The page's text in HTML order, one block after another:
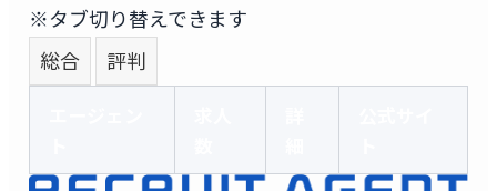
※タブ切り替えできます
総合
評判